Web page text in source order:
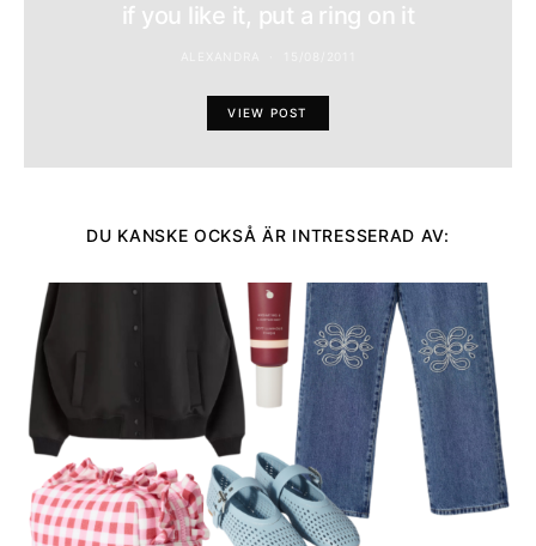
if you like it, put a ring on it
VIEW POST
DU KANSKE OCKSÅ ÄR INTRESSERAD AV: